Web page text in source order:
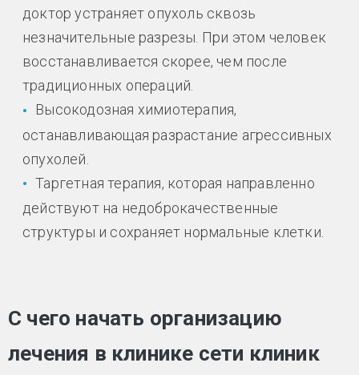
доктор устраняет опухоль сквозь
незначительные разрезы. При этом человек
восстанавливается скорее, чем после
традиционных операций.
Высокодозная химиотерапия,
останавливающая разрастание агрессивных
опухолей.
Таргетная терапия, которая направленно
действуют на недоброкачественные
структуры и сохраняет нормальные клетки.
С чего начать организацию
лечения в клинике сети клиник